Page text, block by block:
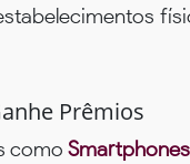
Prêmios
como